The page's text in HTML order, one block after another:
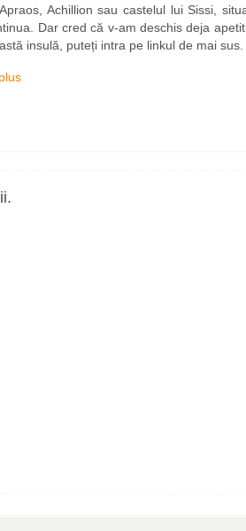
Achillion sau castelul lui Sissi,
Dar cred că v-am deschis deja
insulă, puteți intra pe linkul de mai sus.
plus